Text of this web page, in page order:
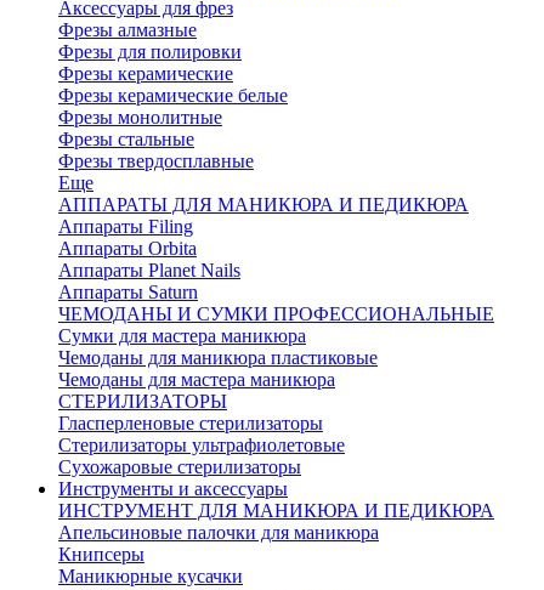
Аксессуары для фрез
Фрезы алмазные
Фрезы для полировки
Фрезы керамические
Фрезы керамические белые
Фрезы монолитные
Фрезы стальные
Фрезы твердосплавные
Еще
АППАРАТЫ ДЛЯ МАНИКЮРА И ПЕДИКЮРА
Аппараты Filing
Аппараты Orbita
Аппараты Planet Nails
Аппараты Saturn
ЧЕМОДАНЫ И СУМКИ ПРОФЕССИОНАЛЬНЫЕ
Сумки для мастера маникюра
Чемоданы для маникюра пластиковые
Чемоданы для мастера маникюра
СТЕРИЛИЗАТОРЫ
Гласперленовые стерилизаторы
Стерилизаторы ультрафиолетовые
Сухожаровые стерилизаторы
Инструменты и аксессуары
ИНСТРУМЕНТ ДЛЯ МАНИКЮРА И ПЕДИКЮРА
Апельсиновые палочки для маникюра
Книпсеры
Маникюрные кусачки